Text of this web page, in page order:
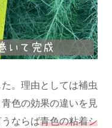
。理由としては補虫
色の効果の違いを見
ならば青色の粘着シ